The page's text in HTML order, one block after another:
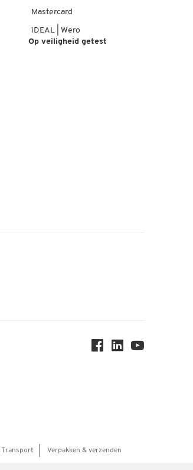
Mastercard
iDEAL | Wero
Op veiligheid getest
Transport Verpakken & verzenden